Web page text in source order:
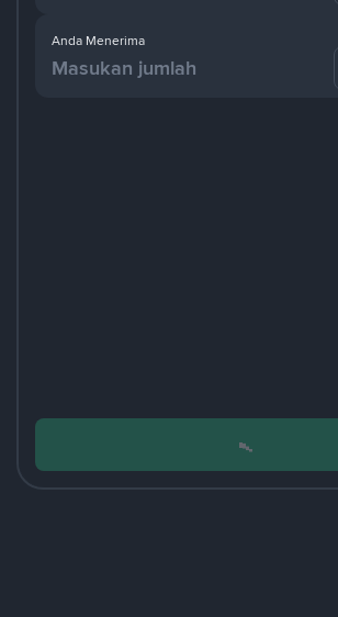
Anda Menerima